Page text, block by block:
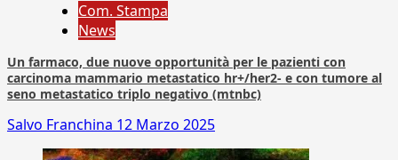
Com. Stampa
News
Un farmaco, due nuove opportunità per le pazienti con
carcinoma mammario metastatico hr+/her2- e con tumore al
seno metastatico triplo negativo (mtnbc)
Salvo Franchina 12 Marzo 2025